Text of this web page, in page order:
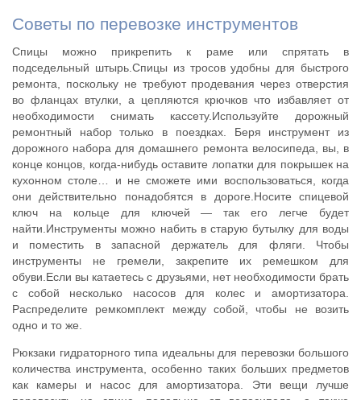
Советы по перевозке инструментов
Спицы можно прикрепить к раме или спрятать в
подседельный штырь.Спицы из тросов удобны для быстрого
ремонта, поскольку не требуют продевания через отверстия
во фланцах втулки, а цепляются крючков что избавляет от
необходимости снимать кассету.Используйте дорожный
ремонтный набор только в поездках. Беря инструмент из
дорожного набора для домашнего ремонта велосипеда, вы, в
конце концов, когда-нибудь оставите лопатки для покрышек на
кухонном столе… и не сможете ими воспользоваться, когда
они действительно понадобятся в дороге.Носите спицевой
ключ на кольце для ключей — так его легче будет
найти.Инструменты можно набить в старую бутылку для воды
и поместить в запасной держатель для фляги. Чтобы
инструменты не гремели, закрепите их ремешком для
обуви.Если вы катаетесь с друзьями, нет необходимости брать
с собой несколько насосов для колес и амортизатора.
Распределите ремкомплект между собой, чтобы не возить
одно и то же.
Рюкзаки гидраторного типа идеальны для перевозки большого
количества инструмента, особенно таких больших предметов
как камеры и насос для амортизатора. Эти вещи лучше